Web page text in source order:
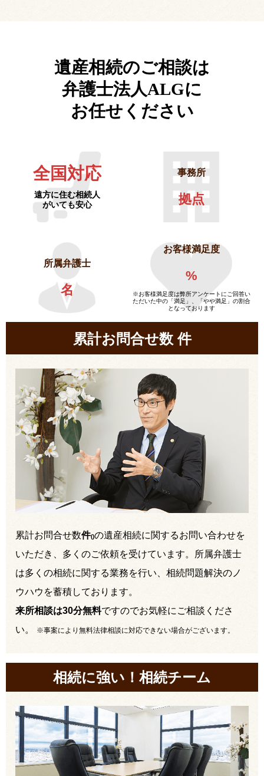
遺産相続のご相談は
弁護士法人ALGに
お任せください
全国対応
遠方に住む相続人
がいても安心
事務所
拠点
所属弁護士
名
お客様満足度
%
※お客様満足度は弊所アンケートにご回答い
ただいた中の「満足」、「やや満足」の割合
となっております
累計お問合せ数件
累計お問合せ数件()の遺産相続に関するお問い合わせを
いただき、多くのご依頼を受けています。所属弁護士
は多くの相続に関する業務を行い、相続問題解決のノ
ウハウを蓄積しております。
来所相談は30分無料ですのでお気軽にご相談くださ
い。
※事案により無料法律相談に対応できない場合がございます。
相続に強い！相続チーム